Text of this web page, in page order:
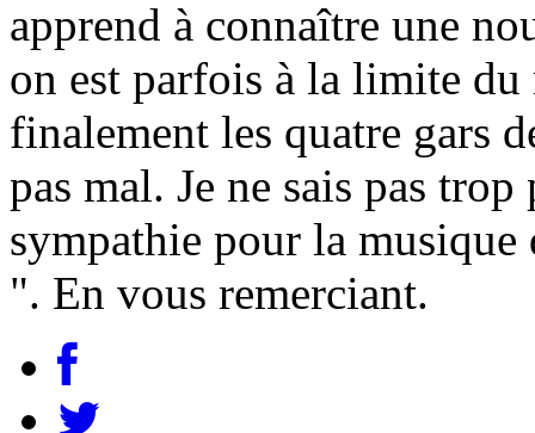
apprend à connaître une
on est parfois à la limite du
finalement les quatre gars
pas mal. Je ne sais pas
sympathie pour la
". En vous remerciant.